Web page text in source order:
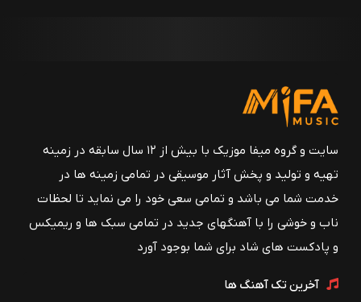
سایت و گروه میفا موزیک با بیش از ۱۲ سال سابقه در زمینه
تهیه و تولید و پخش آثار موسیقی در تمامی زمینه ها در
خدمت شما می باشد و تمامی سعی خود را می نماید تا لحظات
ناب و خوشی را با آهنگهای جدید در تمامی سبک ها و ریمیکس
و پادکست های شاد برای شما بوجود آورد
آخرین تک آهنگ ها